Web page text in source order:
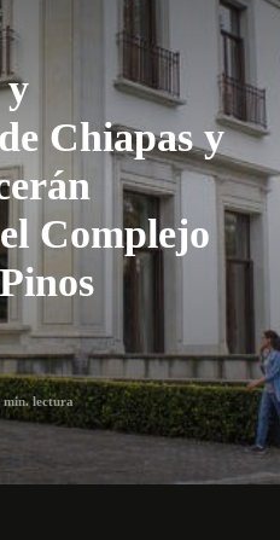
y
Chiapas y
Complejo
min. lectura